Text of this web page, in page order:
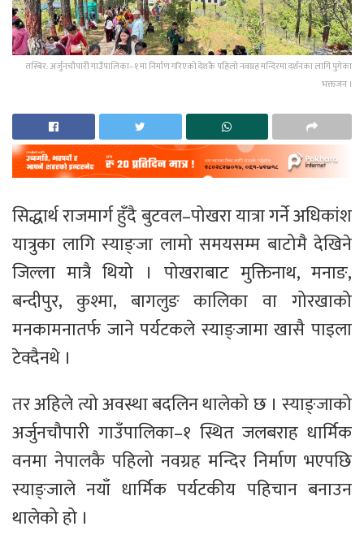
तस्बिर: अर्जुनचौपारी गाउँपालिका–१ मा निर्माण गरिएको देशकै पहिलो नवग्रह मन्दिरमा दर्शनका लागि पुगेका
भक्तजन ।
सिद्धार्थ राजमार्ग हुँदै बुटवल–पोखरा यात्रा गर्ने अधिकांश
यात्रुका लागि स्याङ्जा लामो समयसम्म बाटोमै देखिने
जिल्ला मात्रै थियो । पोखराबाट मुक्तिनाथ, मनाङ,
बन्दीपुर, कुश्मा, बागलुङ कालिका वा गोरखाको
मनकामनातर्फ जाने पर्यटकले स्याङ्जामा खासै पाइला
टेक्दैनथे ।
तर अहिले त्यो अवस्था बदलिन थालेको छ । स्याङ्जाको
अर्जुनचौपारी गाउँपालिका–१ स्थित जलबराह धार्मिक
वनमा नेपालकै पहिलो नवग्रह मन्दिर निर्माण भएपछि
स्याङ्जाले नयाँ धार्मिक पर्यटकीय पहिचान बनाउन
थालेको हो ।